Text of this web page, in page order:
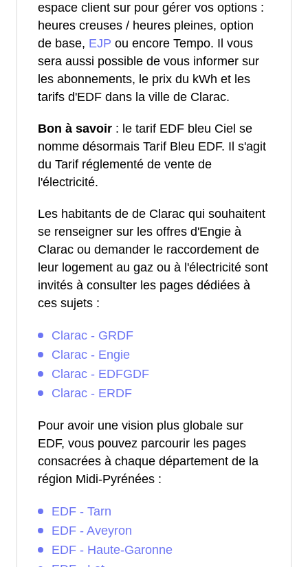
espace client sur pour gérer vos options :
heures creuses / heures pleines, option
de base, EJP ou encore Tempo. Il vous
sera aussi possible de vous informer sur
les abonnements, le prix du kWh et les
tarifs d'EDF dans la ville de Clarac.
Bon à savoir : le tarif EDF bleu Ciel se
nomme désormais Tarif Bleu EDF. Il s'agit
du Tarif réglementé de vente de
l'électricité.
Les habitants de de Clarac qui souhaitent
se renseigner sur les offres d'Engie à
Clarac ou demander le raccordement de
leur logement au gaz ou à l'électricité sont
invités à consulter les pages dédiées à
ces sujets :
Clarac - GRDF
Clarac - Engie
Clarac - EDFGDF
Clarac - ERDF
Pour avoir une vision plus globale sur
EDF, vous pouvez parcourir les pages
consacrées à chaque département de la
région Midi-Pyrénées :
EDF - Tarn
EDF - Aveyron
EDF - Haute-Garonne